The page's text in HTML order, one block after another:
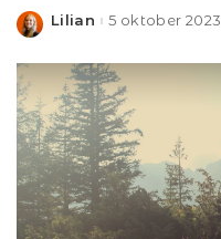
Posted
Lilian 5 oktober 2023